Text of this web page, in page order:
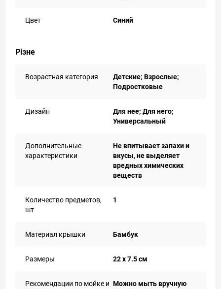
Цвет Синий
Різне
Возрастная категория
Детские; Взрослые;
Подростковые
Дизайн
Для нее; Для него;
Универсальный
Дополнительные
характеристики
Не впитывает запахи и
вкусы, не выделяет
вредных химических
веществ
Количество предметов,
шт
1
Материал крышки Бамбук
Размеры 22 x 7.5 см
Рекомендации по мойке и Можно мыть вручную